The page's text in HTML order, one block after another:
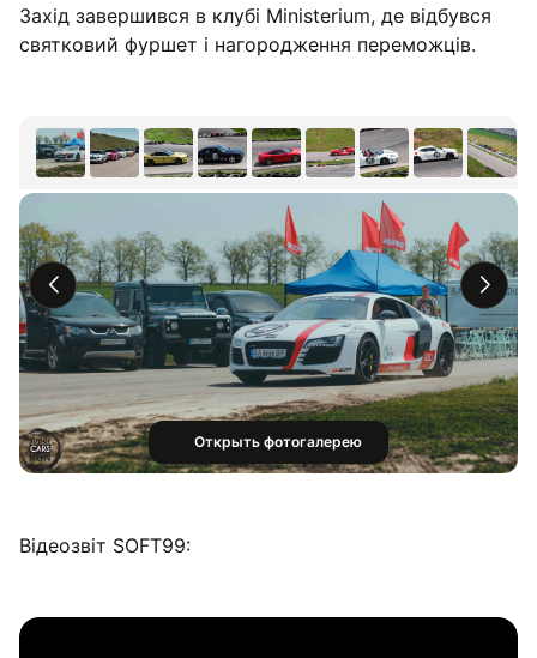
Захід завершився в клубі Ministerium, де відбувся
святковий фуршет і нагородження переможців.
Открыть фотогалерею
Відеозвіт SOFT99: